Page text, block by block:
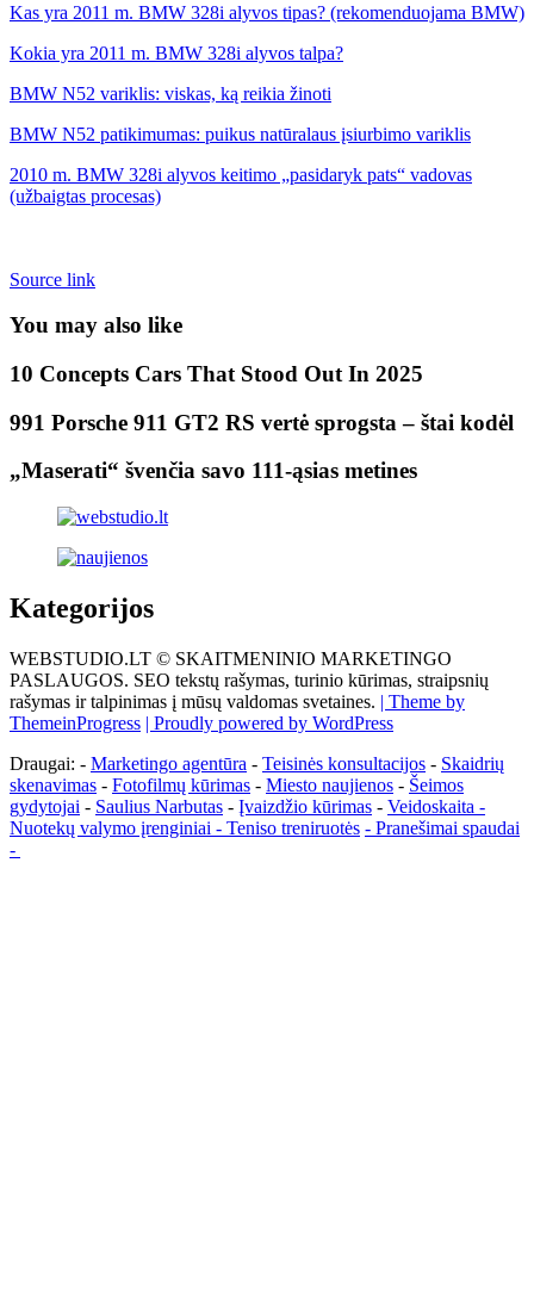
Kas yra 2011 m. BMW 328i alyvos tipas? (rekomenduojama BMW)
Kokia yra 2011 m. BMW 328i alyvos talpa?
BMW N52 variklis: viskas, ką reikia žinoti
BMW N52 patikimumas: puikus natūralaus įsiurbimo variklis
2010 m. BMW 328i alyvos keitimo „pasidaryk pats“ vadovas
(užbaigtas procesas)
Source link
You may also like
10 Concepts Cars That Stood Out In 2025
991 Porsche 911 GT2 RS vertė sprogsta – štai kodėl
„Maserati“ švenčia savo 111-ąsias metines
Kategorijos
WEBSTUDIO.LT © SKAITMENINIO MARKETINGO
PASLAUGOS. SEO tekstų rašymas, turinio kūrimas, straipsnių
rašymas ir talpinimas į mūsų valdomas svetaines. | Theme by
ThemeinProgress | Proudly powered by WordPress
Draugai: - Marketingo agentūra - Teisinės konsultacijos - Skaidrių
skenavimas - Fotofilmų kūrimas - Miesto naujienos - Šeimos
gydytojai - Saulius Narbutas - Įvaizdžio kūrimas - Veidoskaita -
Nuotekų valymo įrenginiai - Teniso treniruotės - Pranešimai spaudai
-